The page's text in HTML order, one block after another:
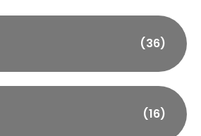
(36)
(16)